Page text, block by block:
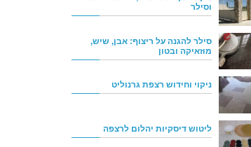
וסילר
סילר להגנה על ריצוף: אבן, שיש,
מוזאיקה ובטון
ניקוי וחידוש רצפת גרנוליט
ליטוש דיסקיות יהלום לרצפה